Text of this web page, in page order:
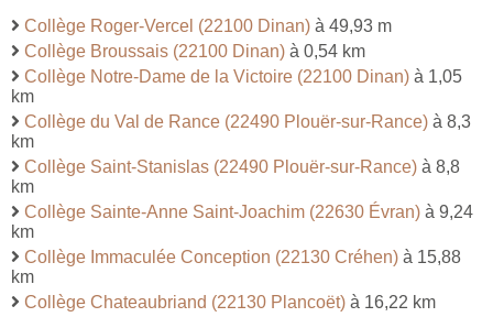
Collège Roger-Vercel (22100 Dinan) à 49,93 m
Collège Broussais (22100 Dinan) à 0,54 km
Collège Notre-Dame de la Victoire (22100 Dinan) à 1,05
km
Collège du Val de Rance (22490 Plouër-sur-Rance) à 8,3
km
Collège Saint-Stanislas (22490 Plouër-sur-Rance) à 8,8
km
Collège Sainte-Anne Saint-Joachim (22630 Évran) à 9,24
km
Collège Immaculée Conception (22130 Créhen) à 15,88
km
Collège Chateaubriand (22130 Plancoët) à 16,22 km